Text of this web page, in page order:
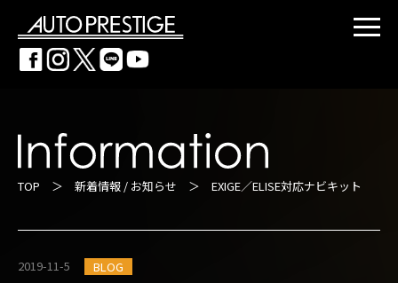
TOP ＞ 新着情報 / お知らせ ＞ EXIGE／ELISE対応ナビキット
2019-11-5 BLOG